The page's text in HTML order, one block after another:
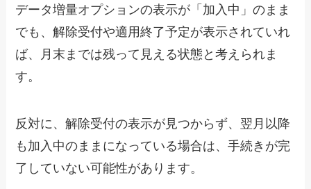
データ増量オプションの表示が「加入中」のまま
でも、解除受付や適用終了予定が表示されていれ
ば、月末までは残って見える状態と考えられま
す。
反対に、解除受付の表示が見つからず、翌月以降
も加入中のままになっている場合は、手続きが完
了していない可能性があります。